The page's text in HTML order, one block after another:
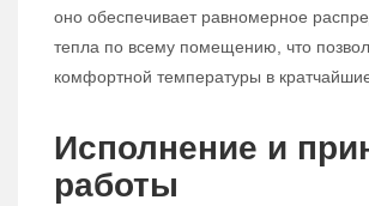
оно обеспечивает равномерное
тепла по всему помещению, что
комфортной температуры в
Исполнение и
работы